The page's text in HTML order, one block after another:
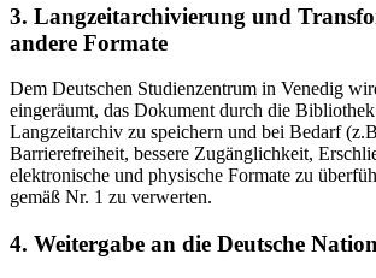
3. Langzeitarchivierung und
andere Formate
Dem Deutschen Studienzentrum in Venedig
eingeräumt, das Dokument durch die
Langzeitarchiv zu speichern und bei Bedarf
Barrierefreiheit, bessere Zugänglichkeit,
elektronische und physische Formate zu
gemäß Nr. 1 zu verwerten.
4. Weitergabe an die Deutsche